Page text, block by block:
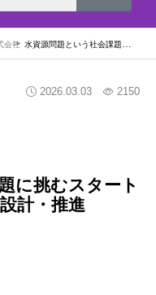
会社 水資源問題という社会課題に挑むスタートアップ企業の国内営業の設計・推進
2026.03.03 2150
に挑むスタート
計・推進